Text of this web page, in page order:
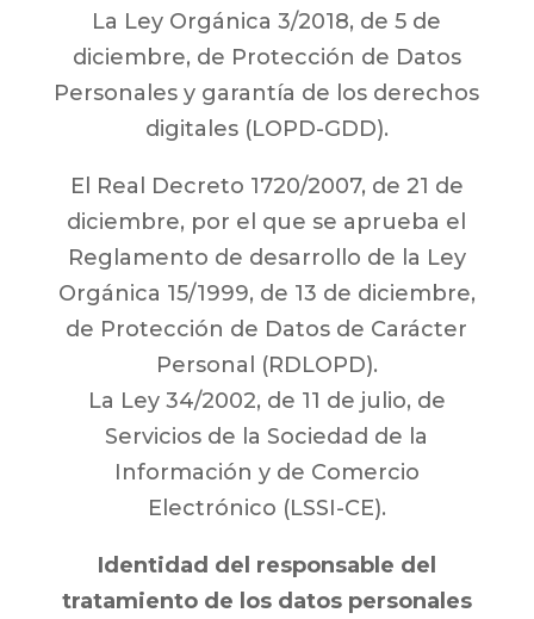
La Ley Orgánica 3/2018, de 5 de
diciembre, de Protección de Datos
Personales y garantía de los derechos
digitales (LOPD-GDD).
El Real Decreto 1720/2007, de 21 de
diciembre, por el que se aprueba el
Reglamento de desarrollo de la Ley
Orgánica 15/1999, de 13 de diciembre,
de Protección de Datos de Carácter
Personal (RDLOPD).
La Ley 34/2002, de 11 de julio, de
Servicios de la Sociedad de la
Información y de Comercio
Electrónico (LSSI-CE).
Identidad del responsable del
tratamiento de los datos personales